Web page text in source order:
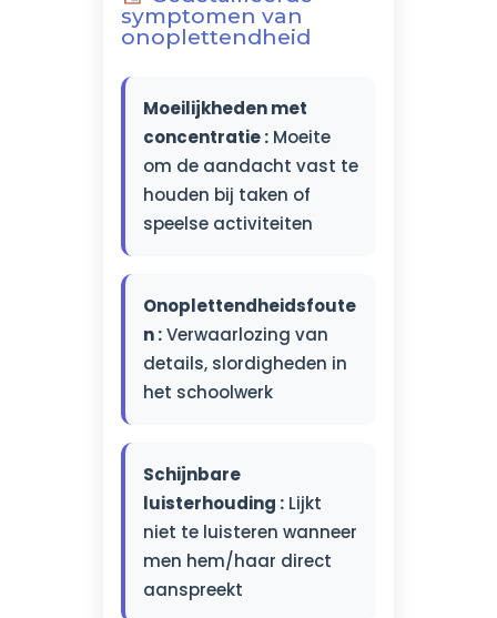
symptomen van
onoplettendheid
Moeilijkheden met
concentratie :Moeite
om de aandacht vast te
houden bij taken of
speelse activiteiten
Onoplettendheidsfoute
n :Verwaarlozing van
details, slordigheden in
het schoolwerk
Schijnbare
luisterhouding :Lijkt
niet te luisteren wanneer
men hem/haar direct
aanspreekt